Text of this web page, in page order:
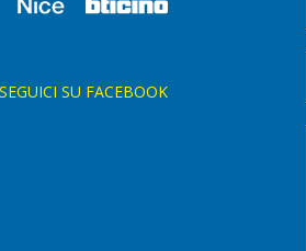
SEGUICI SU FACEBOOK